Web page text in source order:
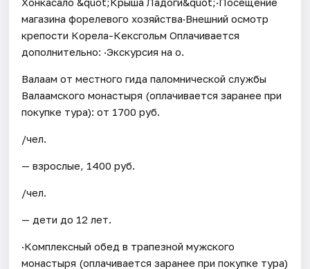
магазина форелевого хозяйства·Внешний осмотр
крепости Корела-Кексгольм Оплачивается
дополнительно: ·Экскурсия на о.
Валаам от местного гида паломнической службы
Валаамского монастыря (оплачивается заранее при
покупке тура): от 1700 руб.
/чел.
— взрослые, 1400 руб.
/чел.
— дети до 12 лет.
·Комплексный обед в трапезной мужского
монастыря (оплачивается заранее при покупке тура)